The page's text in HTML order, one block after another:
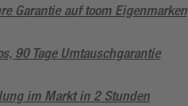
Garantie auf toom Eigenmarken
90 Tage Umtauschgarantie
im Markt in 2 Stunden